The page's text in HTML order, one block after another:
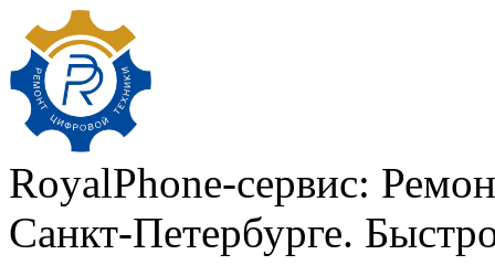
RoyalPhone-сервис:
Санкт-Петербурге.